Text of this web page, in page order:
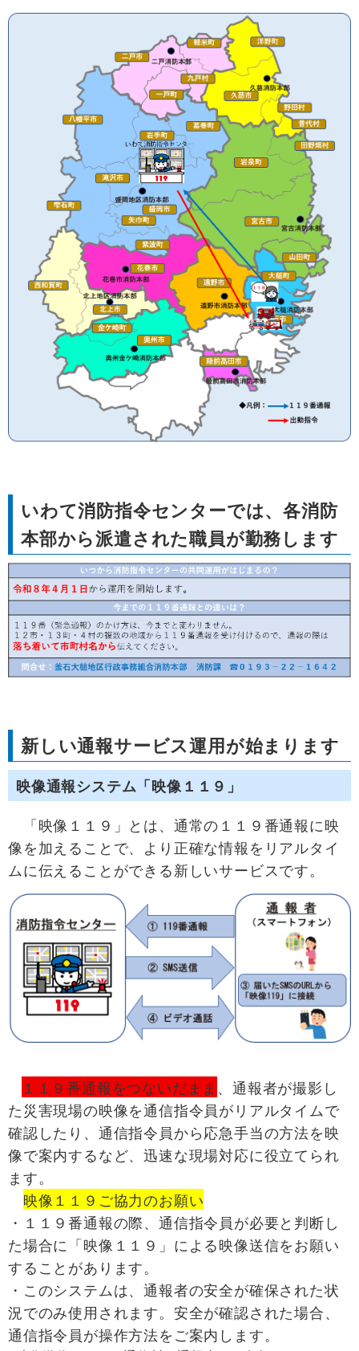
いわて消防指令センターでは、各消防
本部から派遣された職員が勤務します​​​​​
新しい通報サービス運用が始まります
映像通報システム「映像１１９」
「映像１１９」とは、通常の１１９番通報に映
像を加えることで、より正確な情報をリアルタイ
ムに伝えることができる新しいサービスです。
１１９番通報をつないだまま 、通報者が撮影し
た災害現場の映像を通信指令員がリアルタイムで
確認したり、通信指令員から応急手当の方法を映
像で案内するなど、迅速な現場対応に役立てられ
ます。
映像１１９ご協力のお願い
・１１９番通報の際、通信指令員が必要と判断し
た場合に「映像１１９」による映像送信をお願い
することがあります。
・このシステムは、通報者の安全が確保された状
況でのみ使用されます。安全が確認された場合、
通信指令員が操作方法をご案内します。